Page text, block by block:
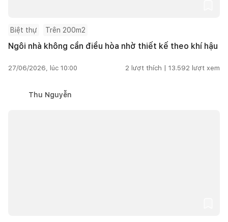
Biệt thự Trên 200m2
Ngôi nhà không cần điều hòa nhờ thiết kế theo khí hậu
27/06/2026, lúc 10:00 2 lượt thích | 13.592 lượt xem
Thu Nguyễn